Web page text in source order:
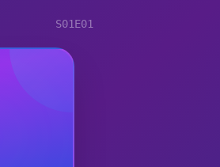
S01E01